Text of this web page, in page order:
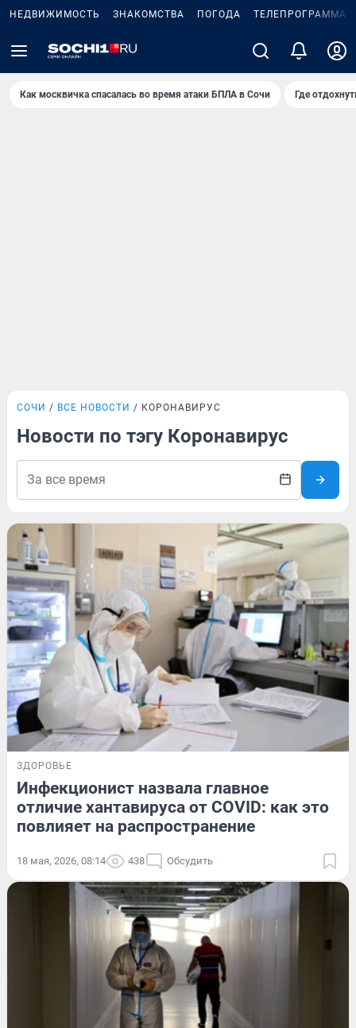
НЕДВИЖИМОСТЬ ЗНАКОМСТВА ПОГОДА ТЕЛЕПРОГРАММА
Как москвичка спасалась во время атаки БПЛА в Сочи Где
СОЧИ ВСЕ НОВОСТИ КОРОНАВИРУС
Новости по тэгу Коронавирус
ЗДОРОВЬЕ
Инфекционист назвала главное
отличие хантавируса от COVID: как это
повлияет на распространение
18 мая, 2026, 08:14 438 Обсудить